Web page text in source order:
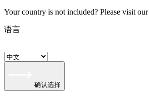
Your country is not included? Please visit our
语言
确认选择